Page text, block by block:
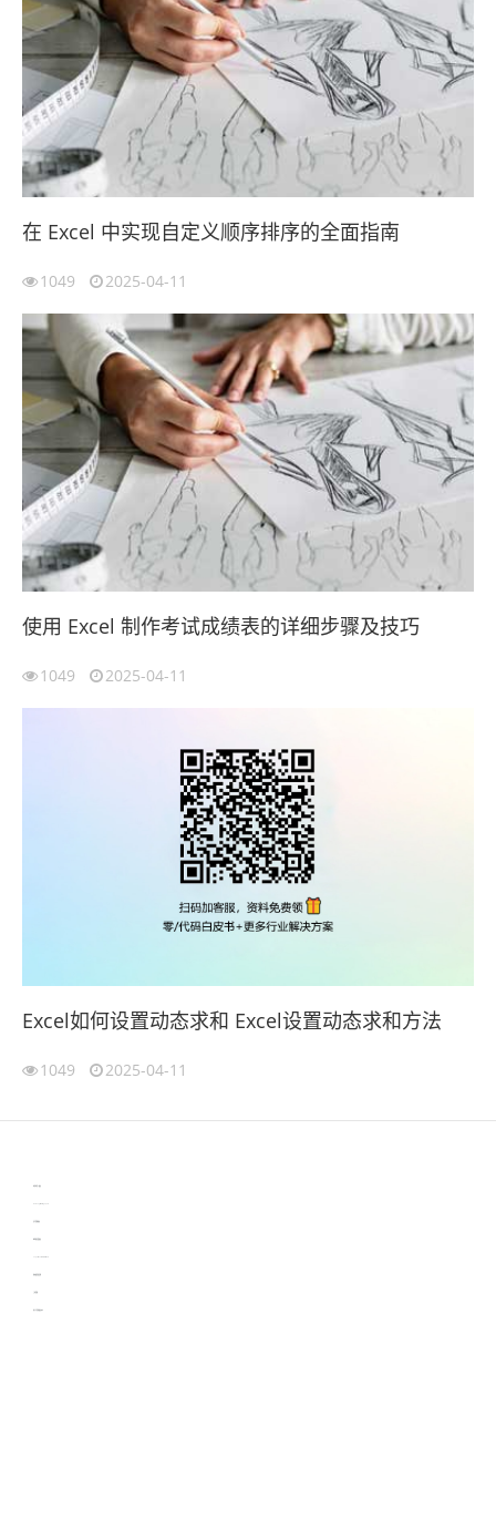
在 Excel 中实现自定义顺序排序的全面指南
1049 2025-04-11
使用 Excel 制作考试成绩表的详细步骤及技巧
1049 2025-04-11
Excel如何设置动态求和 Excel设置动态求和方法
1049 2025-04-11